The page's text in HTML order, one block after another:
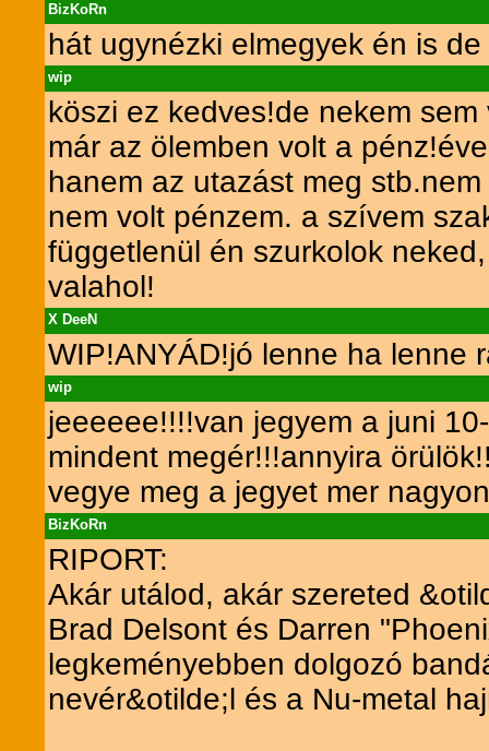
BizKoRn
hát ugynézki elmegyek én is
wip
köszi ez kedves!de nekem
már az ölemben volt a
hanem az utazást meg
nem volt pénzem. a szívem
függetlenül én szurkolok
valahol!
X DeeN
WIP!ANYÁD!jó lenne ha lenne
wip
jeeeeee!!!!van jegyem a juni
mindent megér!!!annyira
vegye meg a jegyet mer
BizKoRn
RIPORT:
Akár utálod, akár szereted
Brad Delsont és Darren
legkeményebben dolgozó
nevér&otilde;l és a Nu-metal